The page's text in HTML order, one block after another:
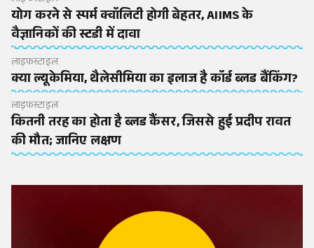
योग करने से स्पर्म क्वॉलिटी होगी बेहतर, AIIMS के
वैज्ञानिकों की स्टडी में दावा
लाइफस्टाइल
क्या ल्यूकेमिया, थैलेसीमिया का इलाज है कॉर्ड ब्लड बैंकिंग?
लाइफस्टाइल
कितनी तरह का होता है ब्लड कैंसर, जिससे हुई प्रदीप रावत
की मौत; जानिए लक्षण